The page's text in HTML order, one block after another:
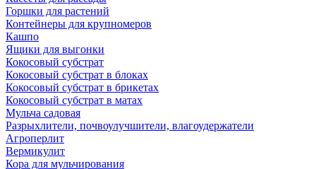
Горшки для растений
Контейнеры для крупномеров
Кашпо
Ящики для выгонки
Кокосовый субстрат
Кокосовый субстрат в блоках
Кокосовый субстрат в брикетах
Кокосовый субстрат в матах
Мульча садовая
Разрыхлители, почвоулучшители, влагоудержатели
Агроперлит
Вермикулит
Кора для мульчирования